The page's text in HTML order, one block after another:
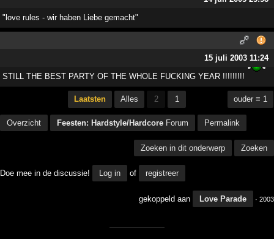
"love rules - wir haben Liebe gemacht"
15 juli 2003 11:24
STILL THE BEST PARTY OF THE WHOLE FUCKING YEAR !!!!!!!!!
Laatsten Alles 2 1 ouder ≡ 1
Overzicht Feesten: Hardstyle/Hardcore Forum Permalink
Zoeken in dit onderwerp Zoeken
Doe mee in de discussie! Log in of registreer
gekoppeld aan Love Parade · 2003